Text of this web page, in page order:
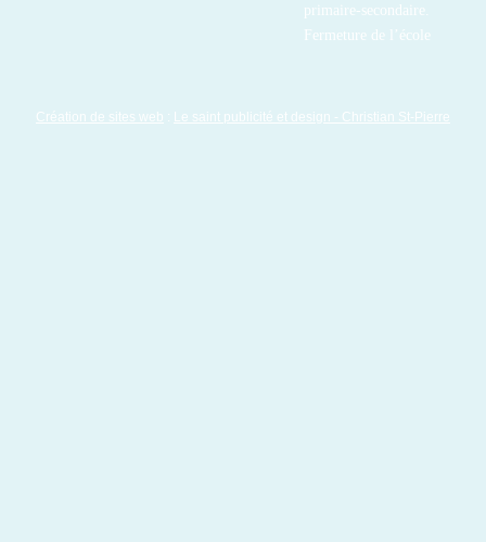
primaire-secondaire.
Fermeture de l’école
Création de sites web : Le saint publicité et design - Christian St-Pierre